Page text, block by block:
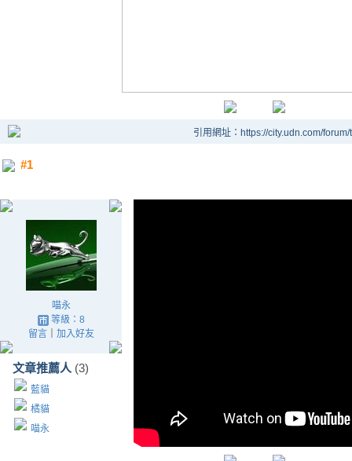
引用網址：https://city.udn.com/
#1
喵永
等級：8
留言｜ 加入好友
文章推薦人 (3)
藍貓
橘貓
喵永